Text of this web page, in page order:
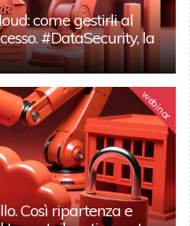
come gestirli al
#DataSecurity, la
webinar
Così ripartenza e